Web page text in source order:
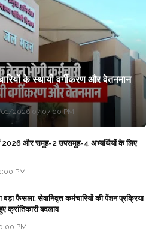
के स्थायी वर्गीकरण और वेतनमान
2026 07:07:00 PM
2026 और समूह-2 उपसमूह-4 अभ्यर्थियों के लिए
PM
फैसला: सेवानिवृत्त कर्मचारियों की पेंशन प्रक्रिया
क्रांतिकारी बदलाव
PM